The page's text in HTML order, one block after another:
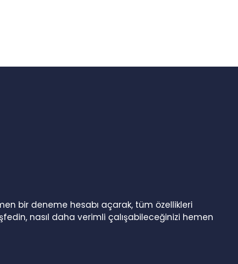
bir deneme hesabı açarak, tüm özellikleri
nasıl daha verimli çalışabileceğinizi hemen